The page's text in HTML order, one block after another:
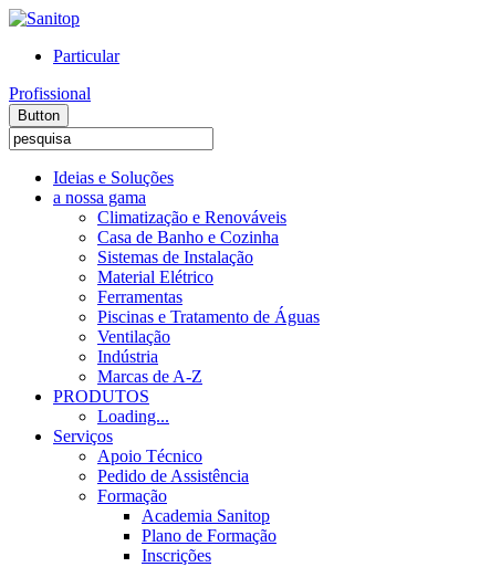
Particular
Profissional
Button
Ideias e Soluções
a nossa gama
Climatização e Renováveis
Casa de Banho e Cozinha
Sistemas de Instalação
Material Elétrico
Ferramentas
Piscinas e Tratamento de Águas
Ventilação
Indústria
Marcas de A-Z
PRODUTOS
Loading...
Serviços
Apoio Técnico
Pedido de Assistência
Formação
Academia Sanitop
Plano de Formação
Inscrições